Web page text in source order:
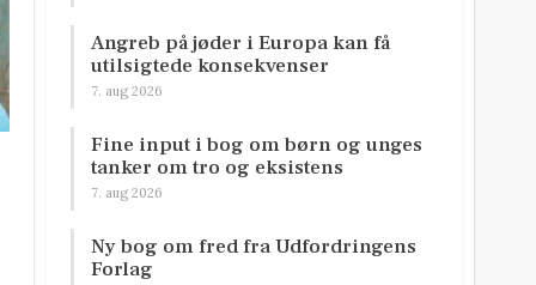
Angreb på jøder i Europa kan få
utilsigtede konsekvenser
7. aug 2026
Fine input i bog om børn og unges
tanker om tro og eksistens
7. aug 2026
Ny bog om fred fra Udfordringens
Forlag